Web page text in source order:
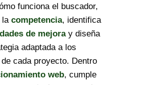
funciona el buscador,
la competencia, identifica
de mejoray diseña
adaptada a los
cada proyecto. Dentro
web, cumple